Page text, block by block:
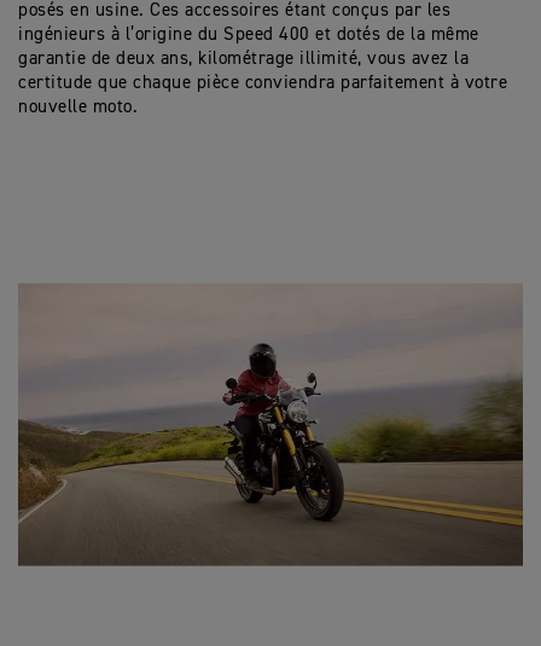
posés en usine. Ces accessoires étant conçus par les
ingénieurs à l’origine du Speed 400 et dotés de la même
garantie de deux ans, kilométrage illimité, vous avez la
certitude que chaque pièce conviendra parfaitement à votre
nouvelle moto.